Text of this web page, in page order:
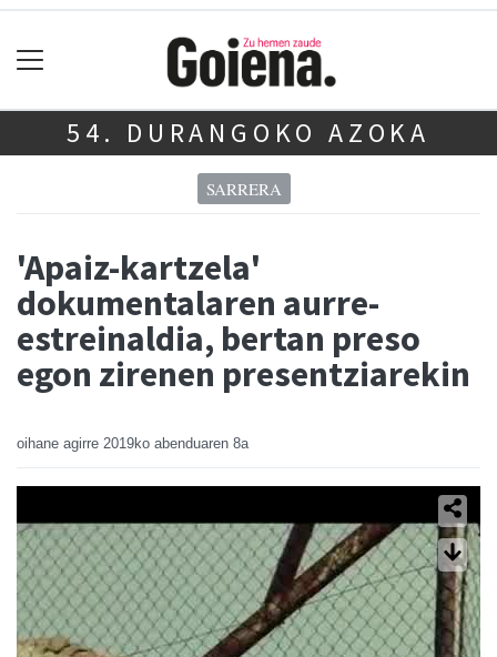
54. DURANGOKO AZOKA
SARRERA
'Apaiz-kartzela'
dokumentalaren aurre-
estreinaldia, bertan preso
egon zirenen presentziarekin
oihane agirre 2019ko abenduaren 8a